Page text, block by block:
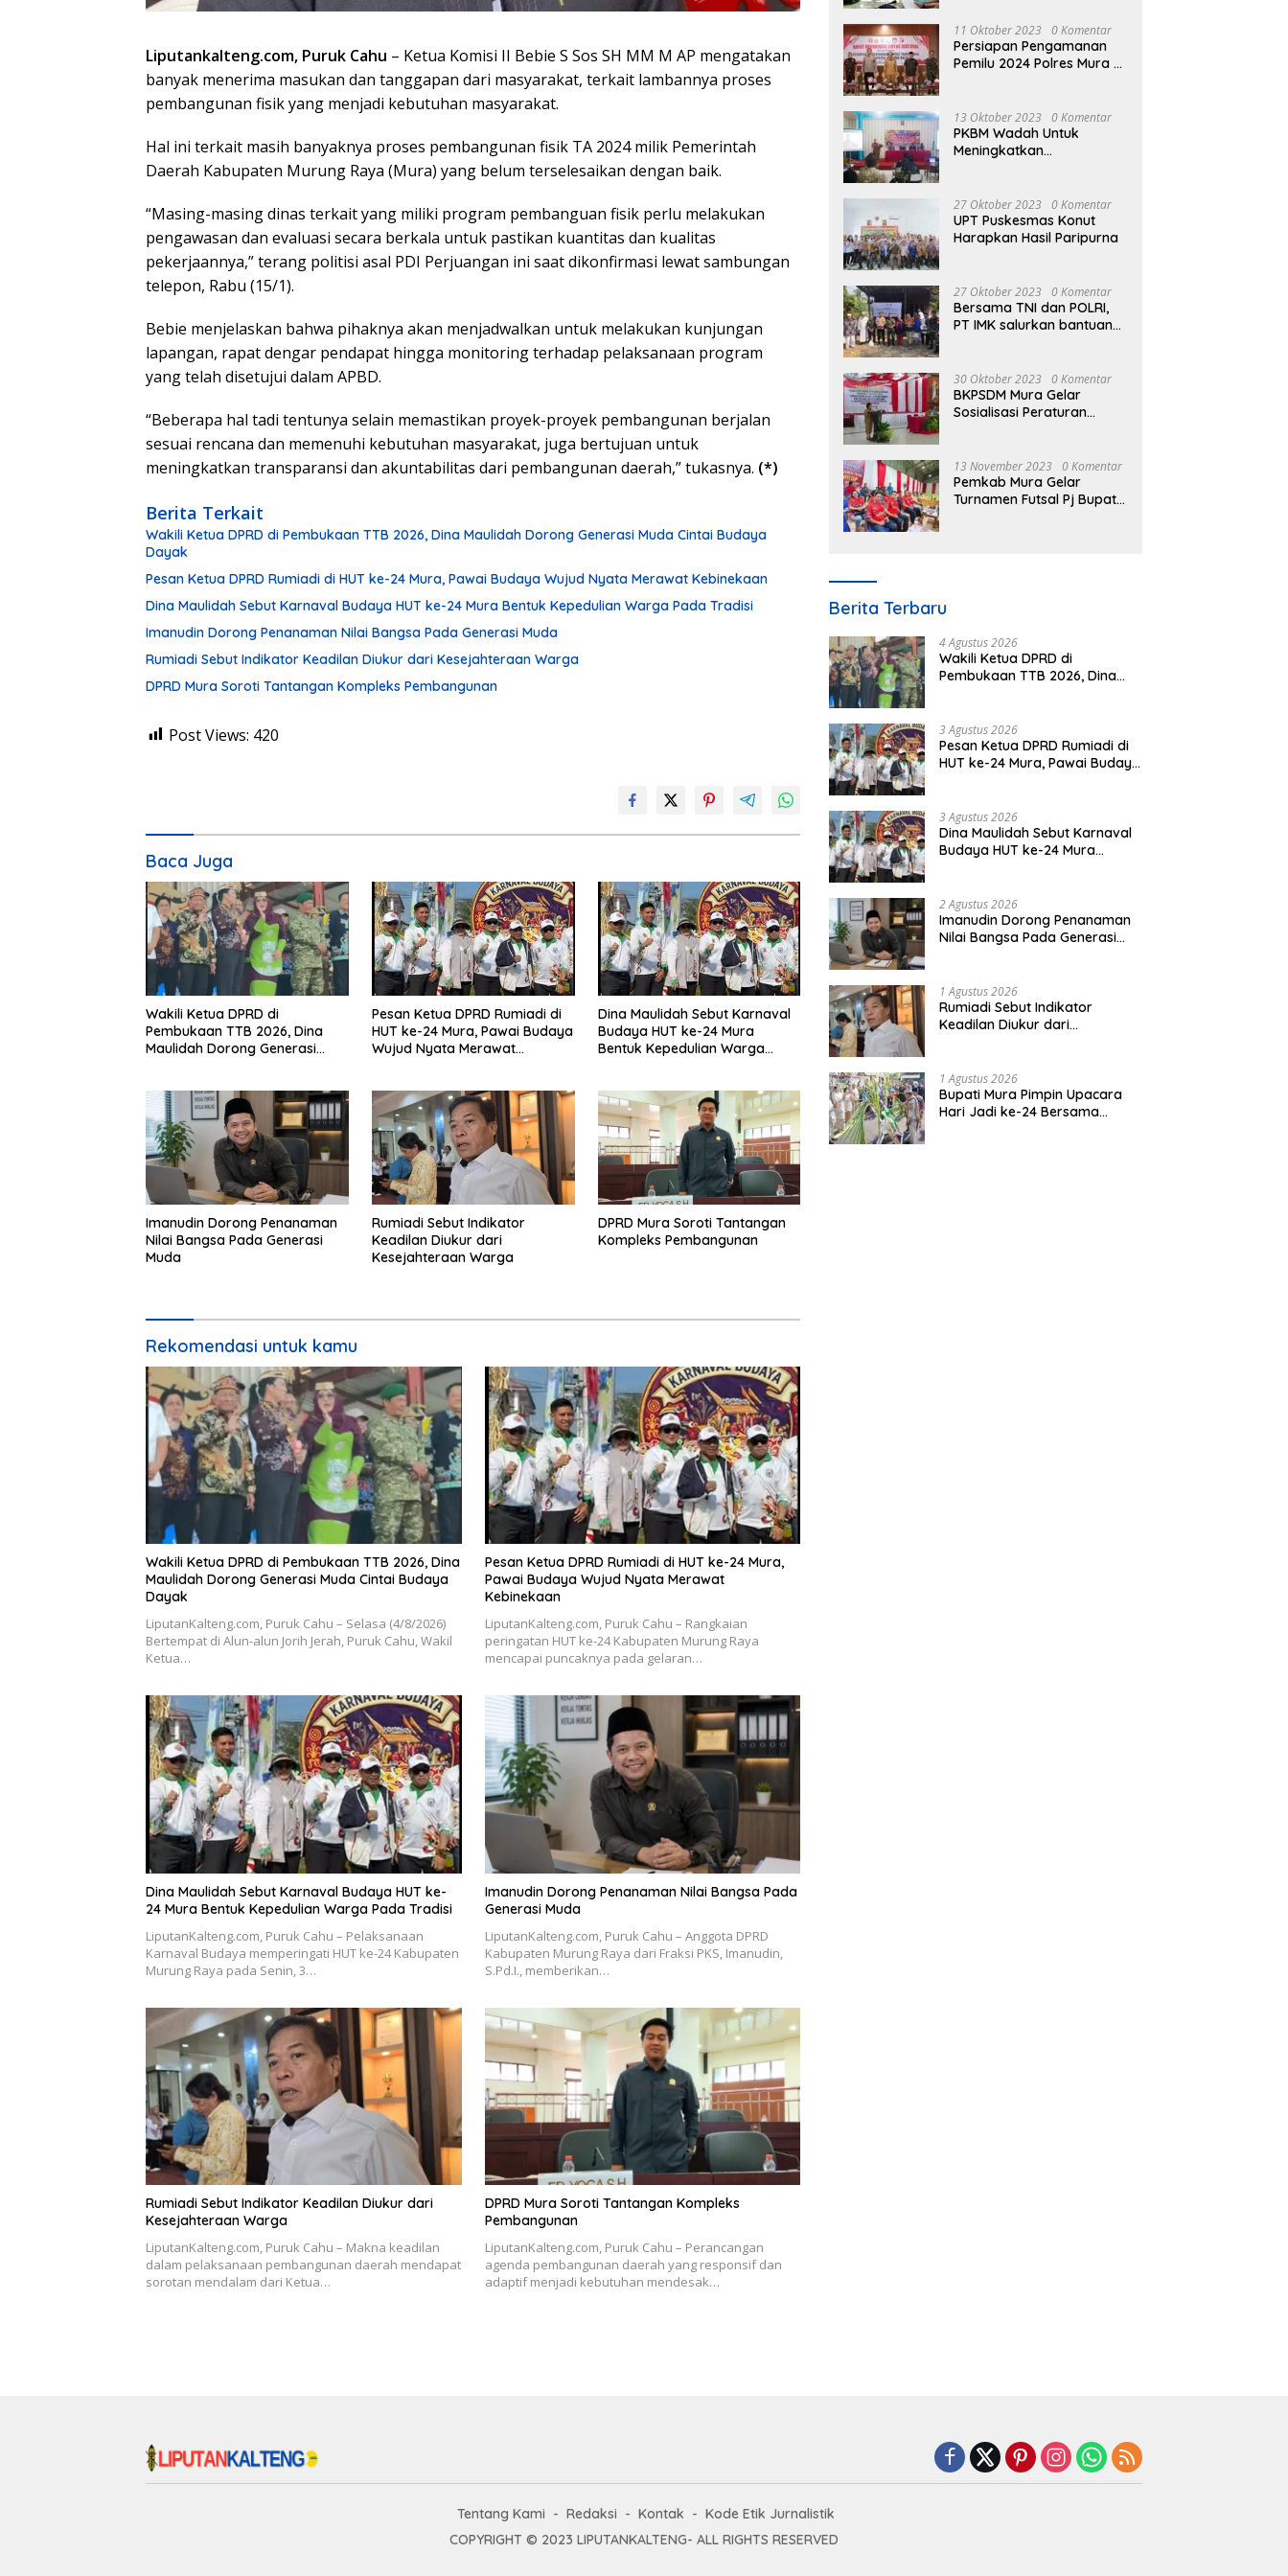
Liputankalteng.com, Puruk Cahu – Ketua Komisi II Bebie S Sos SH MM M AP mengatakan
banyak menerima masukan dan tanggapan dari masyarakat, terkait lambannya proses
pembangunan fisik yang menjadi kebutuhan masyarakat.
Hal ini terkait masih banyaknya proses pembangunan fisik TA 2024 milik Pemerintah
Daerah Kabupaten Murung Raya (Mura) yang belum terselesaikan dengan baik.
“Masing-masing dinas terkait yang miliki program pembanguan fisik perlu melakukan
pengawasan dan evaluasi secara berkala untuk pastikan kuantitas dan kualitas
pekerjaannya,” terang politisi asal PDI Perjuangan ini saat dikonfirmasi lewat sambungan
telepon, Rabu (15/1).
Bebie menjelaskan bahwa pihaknya akan menjadwalkan untuk melakukan kunjungan
lapangan, rapat dengar pendapat hingga monitoring terhadap pelaksanaan program
yang telah disetujui dalam APBD.
“Beberapa hal tadi tentunya selain memastikan proyek-proyek pembangunan berjalan
sesuai rencana dan memenuhi kebutuhan masyarakat, juga bertujuan untuk
meningkatkan transparansi dan akuntabilitas dari pembangunan daerah,” tukasnya. (*)
Berita Terkait
Wakili Ketua DPRD di Pembukaan TTB 2026, Dina Maulidah Dorong Generasi Muda Cintai Budaya
Dayak
Pesan Ketua DPRD Rumiadi di HUT ke-24 Mura, Pawai Budaya Wujud Nyata Merawat Kebinekaan
Dina Maulidah Sebut Karnaval Budaya HUT ke-24 Mura Bentuk Kepedulian Warga Pada Tradisi
Imanudin Dorong Penanaman Nilai Bangsa Pada Generasi Muda
Rumiadi Sebut Indikator Keadilan Diukur dari Kesejahteraan Warga
DPRD Mura Soroti Tantangan Kompleks Pembangunan
Post Views: 420
Baca Juga
Wakili Ketua DPRD di
Pembukaan TTB 2026, Dina
Maulidah Dorong Generasi
Pesan Ketua DPRD Rumiadi di
HUT ke-24 Mura, Pawai Budaya
Wujud Nyata Merawat
Dina Maulidah Sebut Karnaval
Budaya HUT ke-24 Mura
Bentuk Kepedulian Warga
Imanudin Dorong Penanaman
Nilai Bangsa Pada Generasi
Muda
Rumiadi Sebut Indikator
Keadilan Diukur dari
Kesejahteraan Warga
DPRD Mura Soroti Tantangan
Kompleks Pembangunan
Rekomendasi untuk kamu
Wakili Ketua DPRD di Pembukaan TTB 2026, Dina
Maulidah Dorong Generasi Muda Cintai Budaya
Dayak
LiputanKalteng.com, Puruk Cahu – Selasa (4/8/2026)
Bertempat di Alun-alun Jorih Jerah, Puruk Cahu, Wakil
Ketua…
Pesan Ketua DPRD Rumiadi di HUT ke-24 Mura,
Pawai Budaya Wujud Nyata Merawat
Kebinekaan
LiputanKalteng.com, Puruk Cahu – Rangkaian
peringatan HUT ke-24 Kabupaten Murung Raya
mencapai puncaknya pada gelaran…
Dina Maulidah Sebut Karnaval Budaya HUT ke-
24 Mura Bentuk Kepedulian Warga Pada Tradisi
LiputanKalteng.com, Puruk Cahu – Pelaksanaan
Karnaval Budaya memperingati HUT ke-24 Kabupaten
Murung Raya pada Senin, 3…
Imanudin Dorong Penanaman Nilai Bangsa Pada
Generasi Muda
LiputanKalteng.com, Puruk Cahu – Anggota DPRD
Kabupaten Murung Raya dari Fraksi PKS, Imanudin,
S.Pd.I., memberikan…
Rumiadi Sebut Indikator Keadilan Diukur dari
Kesejahteraan Warga
LiputanKalteng.com, Puruk Cahu – Makna keadilan
dalam pelaksanaan pembangunan daerah mendapat
sorotan mendalam dari Ketua…
DPRD Mura Soroti Tantangan Kompleks
Pembangunan
LiputanKalteng.com, Puruk Cahu – Perancangan
agenda pembangunan daerah yang responsif dan
adaptif menjadi kebutuhan mendesak…
Perubahan 2023
11 Oktober 2023 0 Komentar
Persiapan Pengamanan
Pemilu 2024 Polres Mura
13 Oktober 2023 0 Komentar
PKBM Wadah Untuk
Meningkatkan
Dalam Bidang Ekonomi
27 Oktober 2023 0 Komentar
UPT Puskesmas Konut
Harapkan Hasil Paripurna
27 Oktober 2023 0 Komentar
Bersama TNI dan POLRI,
PT IMK salurkan bantuan
30 Oktober 2023 0 Komentar
BKPSDM Mura Gelar
Sosialisasi Peraturan
13 November 2023 0 Komentar
Pemkab Mura Gelar
Turnamen Futsal Pj Bupati
Berita Terbaru
4 Agustus 2026
Wakili Ketua DPRD di
Pembukaan TTB 2026, Dina
3 Agustus 2026
Pesan Ketua DPRD Rumiadi di
HUT ke-24 Mura, Pawai Budaya
3 Agustus 2026
Dina Maulidah Sebut Karnaval
Budaya HUT ke-24 Mura
2 Agustus 2026
Imanudin Dorong Penanaman
Nilai Bangsa Pada Generasi
1 Agustus 2026
Rumiadi Sebut Indikator
Keadilan Diukur dari
1 Agustus 2026
Bupati Mura Pimpin Upacara
Hari Jadi ke-24 Bersama
Tentang Kami Redaksi Kontak
Kode Etik Jurnalistik
COPYRIGHT © 2023 LIPUTANKALTENG- ALL RIGHTS RESERVED